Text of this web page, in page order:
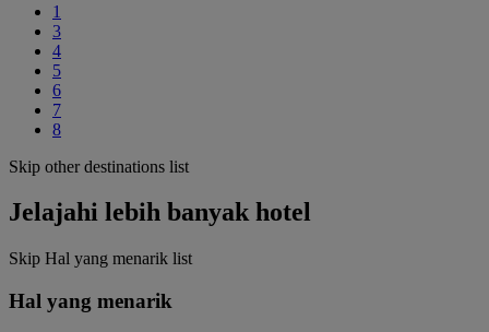
1
3
4
5
6
7
8
Skip other destinations list
Jelajahi lebih banyak hotel
Skip Hal yang menarik list
Hal yang menarik